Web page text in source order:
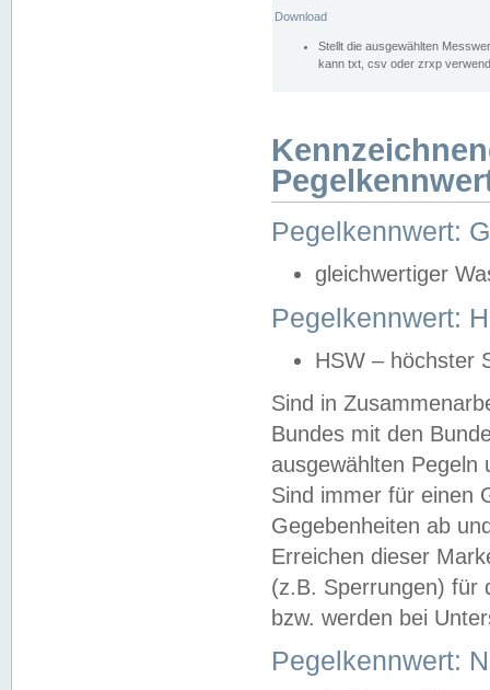
Download
Stellt die ausgewählten
kann txt, csv oder zrxp
Pegelkennwert:
gleichwertiger
Pegelkennwert:
HSW – höchster
Sind in
Bundes mit den
ausgewählten
Sind immer für einen
Gegebenheiten ab
Erreichen dieser
(z.B. Sperrungen) für
bzw. werden bei
Pegelkennwert: